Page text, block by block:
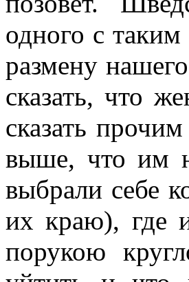
одного с
размену
сказать, что
сказать
выше, что им
выбрали себе
их краю), где
порукою